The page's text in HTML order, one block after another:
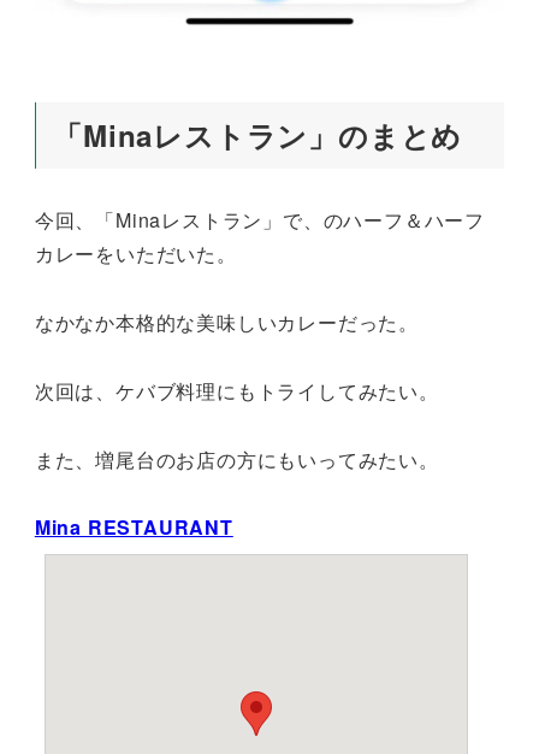
「Minaレストラン」のまとめ
今回、「Minaレストラン」で、のハーフ＆ハーフ
カレーをいただいた。
なかなか本格的な美味しいカレーだった。
次回は、ケバブ料理にもトライしてみたい。
また、増尾台のお店の方にもいってみたい。
Mina RESTAURANT